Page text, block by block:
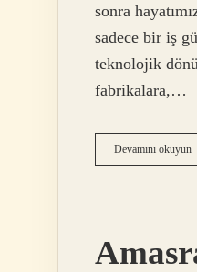
sonra
sadece bir iş
teknolojik
fabrikalara,…
Devamını okuyun